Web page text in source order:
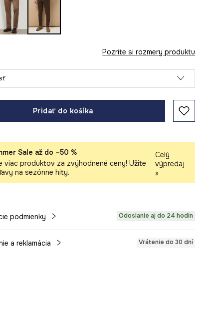
Pozrite si rozmery produktu
Pridať do košíka
Sale až do –50 %
viac produktov za zvýhodnené ceny! Užite
na sezónne hity.
Celý
výpredaj
»
podmienky Odoslanie aj do 24 hodín
a reklamácia Vrátenie do 30 dní